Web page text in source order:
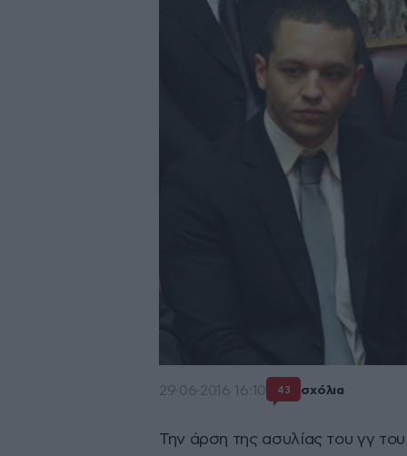
29·06·2016 16:10 43 σχόλια
Την άρση της ασυλίας του γγ